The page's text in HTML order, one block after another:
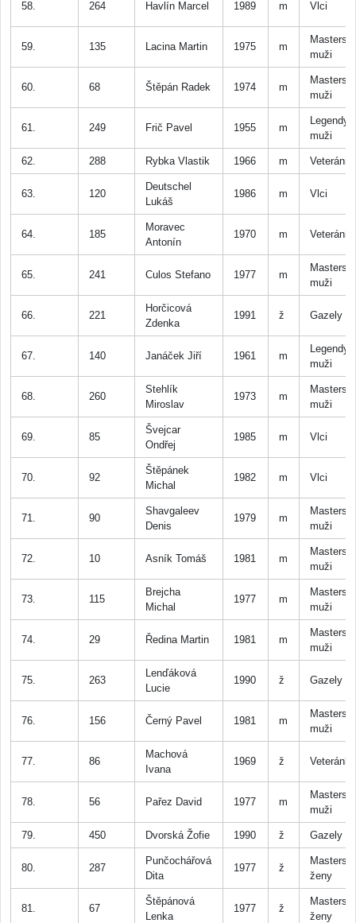
58. 264 Havlín Marcel 1989 m Vlci
59. 135 Lacina Martin 1975 m
Masters
muži
60. 68 Štěpán Radek 1974 m
Masters
muži
61. 249 Frič Pavel 1955 m
Legendy
muži
62. 288 Rybka Vlastik 1966 m Veteráni
63. 120
Deutschel
Lukáš
1986 m Vlci
64. 185
Moravec
Antonín
1970 m Veteráni
65. 241 Culos Stefano 1977 m
Masters
muži
66. 221
Horčicová
Zdenka
1991 ž Gazely
67. 140 Janáček Jiří 1961 m
Legendy
muži
68. 260
Stehlík
Miroslav
1973 m
Masters
muži
69. 85
Švejcar
Ondřej
1985 m Vlci
70. 92
Štěpánek
Michal
1982 m Vlci
71. 90
Shavgaleev
Denis
1979 m
Masters
muži
72. 10 Asník Tomáš 1981 m
Masters
muži
73. 115
Brejcha
Michal
1977 m
Masters
muži
74. 29 Ředina Martin 1981 m
Masters
muži
75. 263
Lenďáková
Lucie
1990 ž Gazely
76. 156 Černý Pavel 1981 m
Masters
muži
77. 86
Machová
Ivana
1969 ž Veteránky
78. 56 Pařez David 1977 m
Masters
muži
79. 450 Dvorská Žofie 1990 ž Gazely
80. 287
Punčochářová
Dita
1977 ž
Masters
ženy
81. 67
Štěpánová
Lenka
1977 ž
Masters
ženy